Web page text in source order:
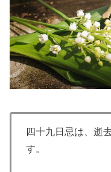
四十九日忌は、逝
す。